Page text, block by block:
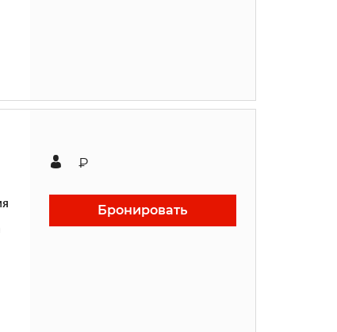
₽
Бронировать